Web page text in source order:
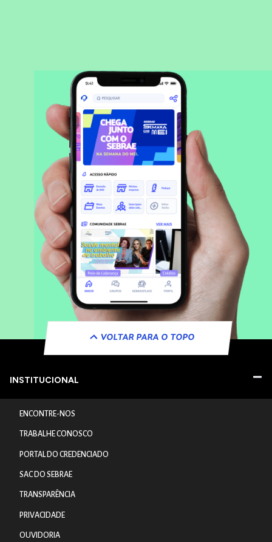
VOLTAR PARA O TOPO
INSTITUCIONAL
ENCONTRE-NOS
TRABALHE CONOSCO
PORTAL DO CREDENCIADO
SAC DO SEBRAE
TRANSPARÊNCIA
PRIVACIDADE
OUVIDORIA